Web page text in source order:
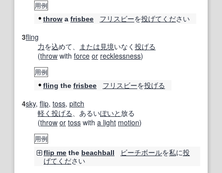
用例
throw a frisbee フリスビーを投げてください
3fling
力を込めて、 または 見境いなく 投げる
(throw with force or recklessness)
用例
fling the frisbee フリスビーを投げる
4sky, flip, toss, pitch
軽く 投げる 、あるいぽいと放る
(throw or toss with a light motion)
用例
flip me the beachball ビーチボールを私に投
げてください